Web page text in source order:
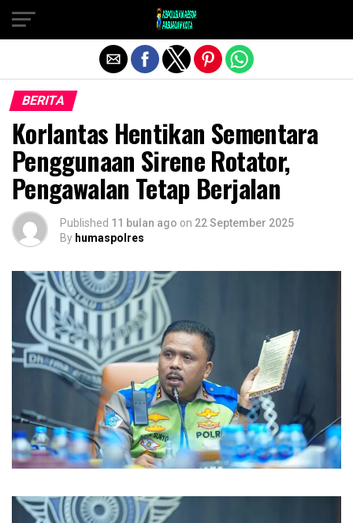
BERITA
Korlantas Hentikan Sementara
Penggunaan Sirene Rotator,
Pengawalan Tetap Berjalan
Published 11 bulan ago on 22 September 2025
By humaspolres
Exit mobile version